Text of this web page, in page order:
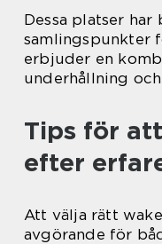
Dessa platser
samlingspunkter
erbjuder en
underhållning
Tips för
efter
Att välja rätt
avgörande för